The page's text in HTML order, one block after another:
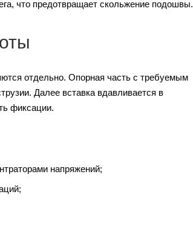
что предотвращает скольжение подошвы.
отдельно. Опорная часть с требуемым
Далее вставка вдавливается в
фиксации.
напряжений;